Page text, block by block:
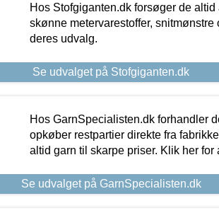
Hos Stofgiganten.dk forsøger de
skønne metervarestoffer,
deres udvalg.
Se udvalget på Stofgiganten.dk
Hos GarnSpecialisten.dk forhandler
opkøber restpartier direkte fra
altid garn til skarpe priser. Klik her for
Se udvalget på GarnSpecialisten.dk